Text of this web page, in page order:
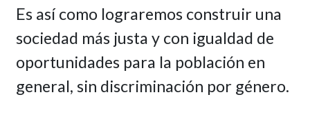
Es así como lograremos construir una
sociedad más justa y con igualdad de
oportunidades para la población en
general, sin discriminación por género.